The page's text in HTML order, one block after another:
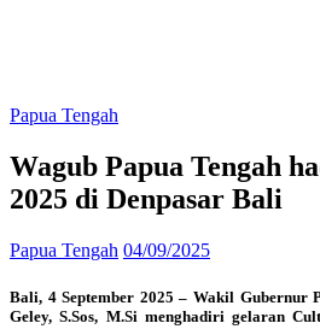
Papua Tengah
Wagub Papua Tengah
2025 di Denpasar Bali
Papua Tengah 04/09/2025
Bali, 4 September 2025 – Wakil Gubernur
Geley, S.Sos, M.Si menghadiri gelaran